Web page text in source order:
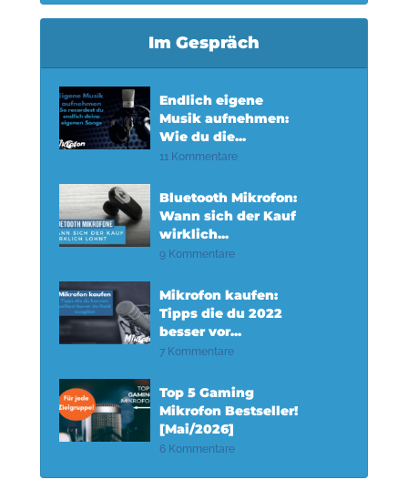
Im Gespräch
Endlich eigene
Musik aufnehmen:
Wie du die...
11 Kommentare
Bluetooth Mikrofon:
Wann sich der Kauf
wirklich...
9 Kommentare
Mikrofon kaufen:
Tipps die du 2022
besser vor...
7 Kommentare
Top 5 Gaming
Mikrofon Bestseller!
[Mai/2026]
6 Kommentare